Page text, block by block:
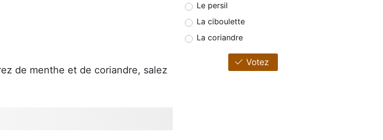
de menthe et de coriandre, salez
Le persil
La ciboulette
La coriandre
Votez